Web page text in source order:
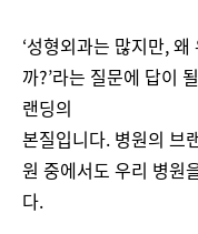
‘성형외과는 많지만,
까?’라는 질문에 답이
랜딩의
본질입니다. 병원의 브
원 중에서도 우리 병원
다.